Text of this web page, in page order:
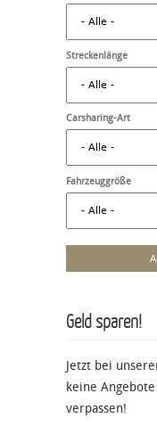
Streckenlänge
Carsharing-Art
Fahrzeuggröße
Geld sparen!
Jetzt bei
keine
verpassen!